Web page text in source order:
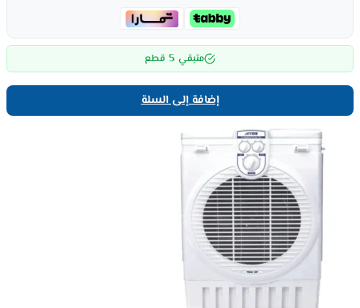
متبقي 5 قطع
إضافة إلى السلة